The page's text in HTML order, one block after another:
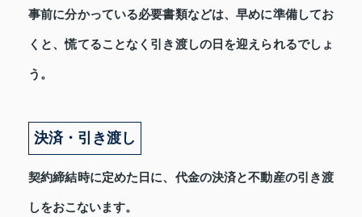
事前に分かっている必要書類などは、早めに準備してお
くと、慌てることなく引き渡しの日を迎えられるでしょ
う。
決済・引き渡し
契約締結時に定めた日に、代金の決済と不動産の引き渡
しをおこないます。